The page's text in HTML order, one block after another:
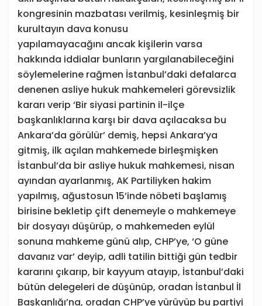
kongresinin mazbatası verilmiş, kesinleşmiş bir
kurultayın dava konusu
yapılamayacağını ancak kişilerin varsa
hakkında iddialar bunların yargılanabileceğini
söylemelerine rağmen İstanbul’daki defalarca
denenen asliye hukuk mahkemeleri görevsizlik
kararı verip ‘Bir siyasi partinin il-ilçe
başkanlıklarına karşı bir dava açılacaksa bu
Ankara’da görülür’ demiş, hepsi Ankara’ya
gitmiş, ilk açılan mahkemede birleşmişken
İstanbul’da bir asliye hukuk mahkemesi, nisan
ayından ayarlanmış, AK Partiliyken hakim
yapılmış, ağustosun 15’inde nöbeti başlamış
birisine bekletip çift denemeyle o mahkemeye
bir dosyayı düşürüp, o mahkemeden eylül
sonuna mahkeme günü alıp, CHP’ye, ‘O güne
davanız var’ deyip, adli tatilin bittiği gün tedbir
kararını çıkarıp, bir kayyum atayıp, İstanbul’daki
bütün delegeleri de düşünüp, oradan İstanbul İl
Başkanlığı’na, oradan CHP’ye yürüyüp bu partiyi